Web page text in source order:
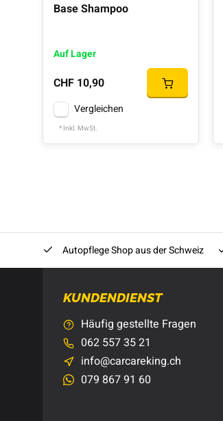
Base Shampoo
Auf Lager
CHF 10,90
Vergleichen
* Inkl. MwSt.
Autopflege Shop aus der Schweiz
KUNDENDIENST
Häufig gestellte Fragen
062 557 35 21
info@carcareking.ch
079 867 91 60